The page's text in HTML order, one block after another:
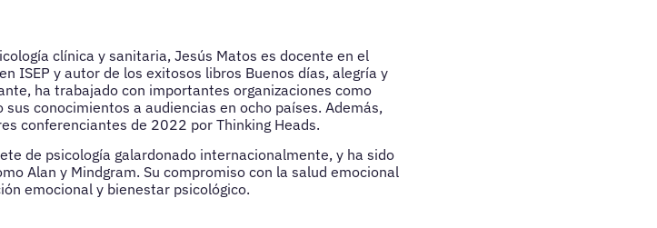
clínica y sanitaria, Jesús Matos es docente en el
ISEP y autor de los exitosos libros Buenos días, alegría y
ha trabajado con importantes organizaciones como
sus conocimientos a audiencias en ocho países. Además,
conferenciantes de 2022 por Thinking Heads.
de psicología galardonado internacionalmente, y ha sido
Alan y Mindgram. Su compromiso con la salud emocional
emocional y bienestar psicológico.